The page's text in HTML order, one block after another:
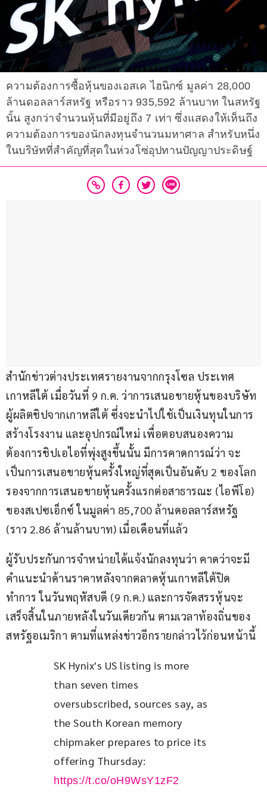
ความต้องการซื้อหุ้นของเอสเค ไฮนิกซ์ มูลค่า 28,000
ล้านดอลลาร์สหรัฐ หรือราว 935,592 ล้านบาท ในสหรัฐ
นั้น สูงกว่าจำนวนหุ้นที่มีอยู่ถึง 7 เท่า ซึ่งแสดงให้เห็นถึง
ความต้องการของนักลงทุนจำนวนมหาศาล สำหรับหนึ่ง
ในบริษัทที่สำคัญที่สุดในห่วงโซ่อุปทานปัญญาประดิษฐ์
สำนักข่าวต่างประเทศรายงานจากกรุงโซล ประเทศ
เกาหลีใต้ เมื่อวันที่ 9 ก.ค. ว่าการเสนอขายหุ้นของบริษัท
ผู้ผลิตชิปจากเกาหลีใต้ ซึ่งจะนำไปใช้เป็นเงินทุนในการ
สร้างโรงงาน และอุปกรณ์ใหม่ เพื่อตอบสนองความ
ต้องการชิปเอไอที่พุ่งสูงขึ้นนั้น มีการคาดการณ์ว่า จะ
เป็นการเสนอขายหุ้นครั้งใหญ่ที่สุดเป็นอันดับ 2 ของโลก
รองจากการเสนอขายหุ้นครั้งแรกต่อสาธารณะ (ไอพีโอ)
ของสเปซเอ็กซ์ ในมูลค่า 85,700 ล้านดอลลาร์สหรัฐ
(ราว 2.86 ล้านล้านบาท) เมื่อเดือนที่แล้ว
ผู้รับประกันการจำหน่ายได้แจ้งนักลงทุนว่า คาดว่าจะมี
คำแนะนำด้านราคาหลังจากตลาดหุ้นเกาหลีใต้ปิด
ทำการ ในวันพฤหัสบดี (9 ก.ค.) และการจัดสรรหุ้นจะ
เสร็จสิ้นในภายหลังในวันเดียวกัน ตามเวลาท้องถิ่นของ
สหรัฐอเมริกา ตามที่แหล่งข่าวอีกรายกล่าวไว้ก่อนหน้านี้
SK Hynix's US listing is more
than seven times
oversubscribed, sources say, as
the South Korean memory
chipmaker prepares to price its
offering Thursday:
https://t.co/oH9WsY1zF2